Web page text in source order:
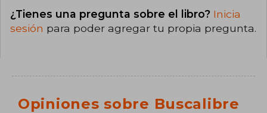
¿Tienes una pregunta sobre el libro? Inicia
sesión para poder agregar tu propia pregunta.
Opiniones sobre Buscalibre